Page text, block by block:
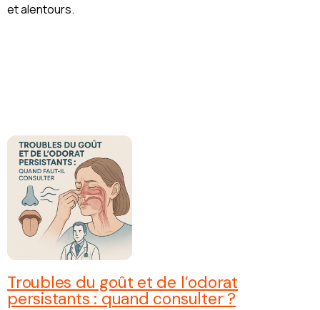
et alentours.
Troubles du goût et de l’odorat
persistants : quand consulter ?